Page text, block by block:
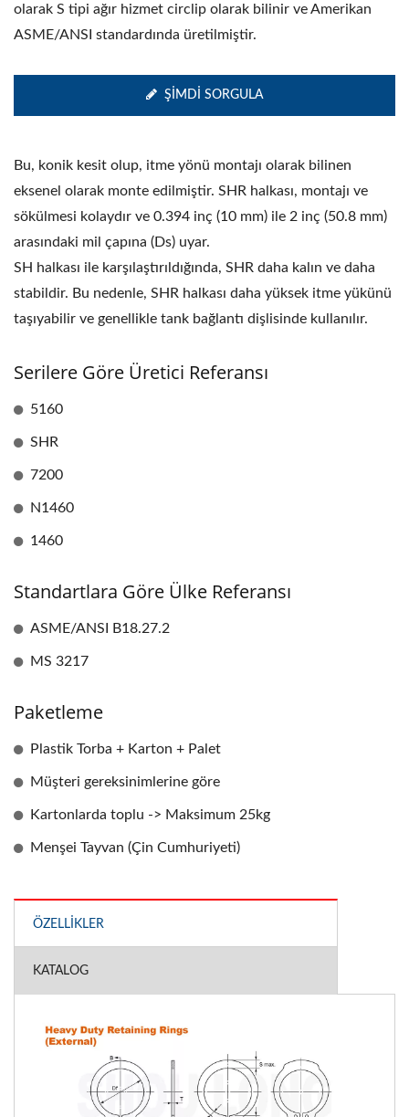
olarak S tipi ağır hizmet circlip olarak bilinir ve Amerikan
ASME/ANSI standardında üretilmiştir.
ŞIMDI SORGULA
Bu, konik kesit olup, itme yönü montajı olarak bilinen
eksenel olarak monte edilmiştir. SHR halkası, montajı ve
sökülmesi kolaydır ve 0.394 inç (10 mm) ile 2 inç (50.8 mm)
arasındaki mil çapına (Ds) uyar.
SH halkası ile karşılaştırıldığında, SHR daha kalın ve daha
stabildir. Bu nedenle, SHR halkası daha yüksek itme yükünü
taşıyabilir ve genellikle tank bağlantı dişlisinde kullanılır.
Serilere Göre Üretici Referansı
5160
SHR
7200
N1460
1460
Standartlara Göre Ülke Referansı
ASME/ANSI B18.27.2
MS 3217
Paketleme
Plastik Torba + Karton + Palet
Müşteri gereksinimlerine göre
Kartonlarda toplu -> Maksimum 25kg
Menşei Tayvan (Çin Cumhuriyeti)
ÖZELLIKLER
KATALOG